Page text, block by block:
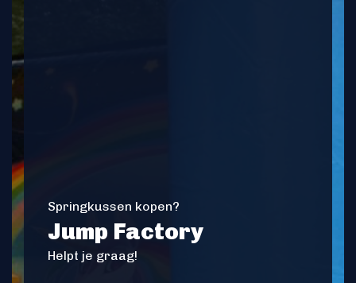
Springkussen kopen?
Jump Factory
Helpt je graag!